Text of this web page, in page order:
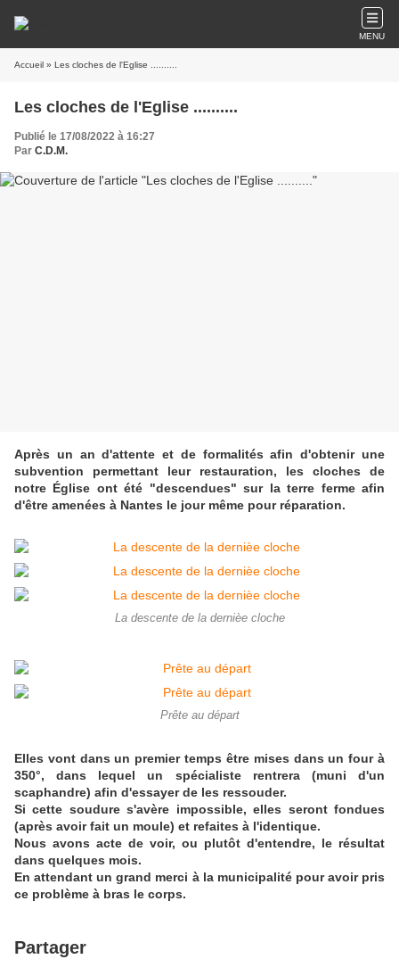
MENU
Accueil » Les cloches de l'Eglise ..........
Les cloches de l'Eglise ..........
Publié le 17/08/2022 à 16:27
Par C.D.M.
Après un an d'attente et de formalités afin d'obtenir une
subvention permettant leur restauration, les cloches de
notre Église ont été "descendues" sur la terre ferme afin
d'être amenées à Nantes le jour même pour réparation.
La descente de la dernièe cloche
Prête au départ
Elles vont dans un premier temps être mises dans un four à
350°, dans lequel un spécialiste rentrera (muni d'un
scaphandre) afin d'essayer de les ressouder.
Si cette soudure s'avère impossible, elles seront fondues
(après avoir fait un moule) et refaites à l'identique.
Nous avons acte de voir, ou plutôt d'entendre, le résultat
dans quelques mois.
En attendant un grand merci à la municipalité pour avoir pris
ce problème à bras le corps.
Partager